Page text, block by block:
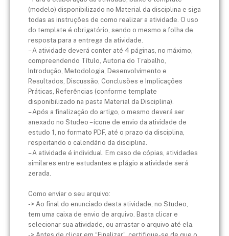
(modelo) disponibilizado no Material da disciplina e siga
todas as instruções de como realizar a atividade. O uso
do template é obrigatório, sendo o mesmo a folha de
resposta para a entrega da atividade.
– A atividade deverá conter até 4 páginas, no máximo,
compreendendo Título, Autoria do Trabalho,
Introdução, Metodologia, Desenvolvimento e
Resultados, Discussão, Conclusões e Implicações
Práticas, Referências (conforme template
disponibilizado na pasta Material da Disciplina).
– Após a finalização do artigo, o mesmo deverá ser
anexado no Studeo – ícone de envio da atividade de
estudo 1, no formato PDF, até o prazo da disciplina,
respeitando o calendário da disciplina.
– A atividade é individual. Em caso de cópias, atividades
similares entre estudantes e plágio a atividade será
zerada.
Como enviar o seu arquivo:
-> Ao final do enunciado desta atividade, no Studeo,
tem uma caixa de envio de arquivo. Basta clicar e
selecionar sua atividade, ou arrastar o arquivo até ela.